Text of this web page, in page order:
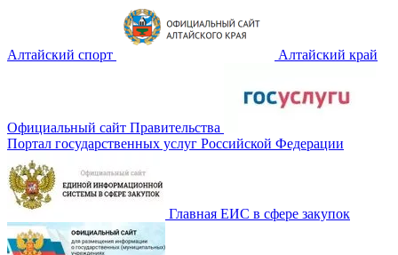
Алтайский спорт Алтайский край
Официальный сайт Правительства
Портал государственных услуг Российской Федерации
Главная ЕИС в сфере закупок